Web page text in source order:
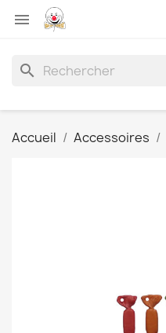

search
Accueil Accessoires